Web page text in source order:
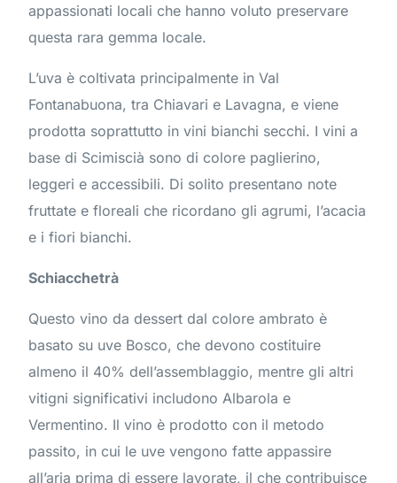
appassionati locali che hanno voluto preservare
questa rara gemma locale.
L’uva è coltivata principalmente in Val
Fontanabuona, tra Chiavari e Lavagna, e viene
prodotta soprattutto in vini bianchi secchi. I vini a
base di Scimiscià sono di colore paglierino,
leggeri e accessibili. Di solito presentano note
fruttate e floreali che ricordano gli agrumi, l’acacia
e i fiori bianchi.
Schiacchetrà
Questo vino da dessert dal colore ambrato è
basato su uve Bosco, che devono costituire
almeno il 40% dell’assemblaggio, mentre gli altri
vitigni significativi includono Albarola e
Vermentino. Il vino è prodotto con il metodo
passito, in cui le uve vengono fatte appassire
all’aria prima di essere lavorate, il che contribuisce